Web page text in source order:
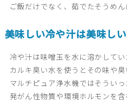
ご飯だけでなく、茹でたそうめ
美味しい冷や汁は美味し
冷や汁は味噌玉を水に溶かしてい
カルキ臭い水を使うとその味や
マルチピュア浄水機ではそうい
発がん性物質や環境ホルモンを